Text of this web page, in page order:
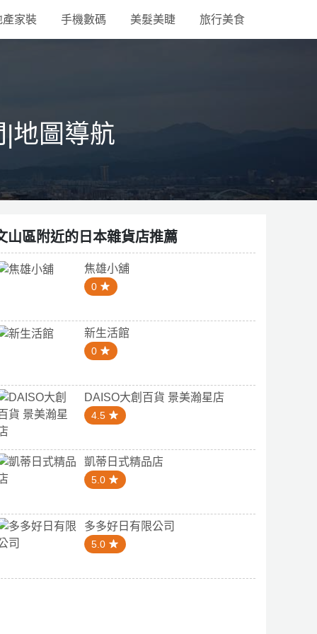
產家裝 手機數碼 美髮美睫 旅行美食
地圖導航
山區附近的日本雜貨店推薦
焦雄小舖
0
新生活館
0
DAISO大創百貨 景美瀚星店
4.5
凱蒂日式精品店
5.0
多多好日有限公司
5.0